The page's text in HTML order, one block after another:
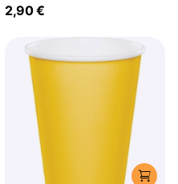
2,90 €